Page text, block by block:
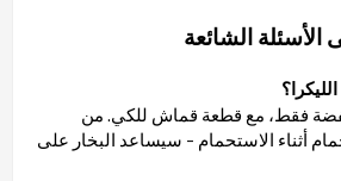
الشائعة
فقط، مع قطعة قماش للكي. من
أثناء الاستحمام - سيساعد البخار على